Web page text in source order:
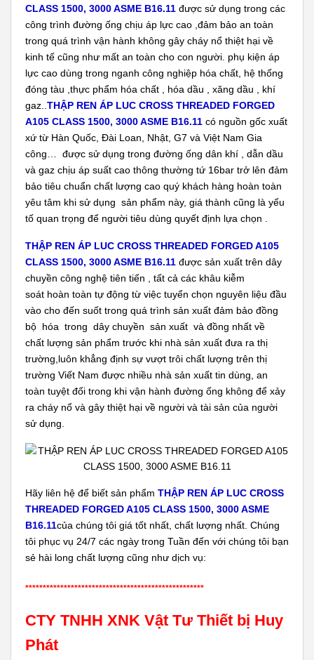
CLASS 1500, 3000 ASME B16.11 được sử dụng trong các
công trình đường ống chịu áp lực cao ,đảm bảo an toàn
trong quá trình vận hành không gây cháy nổ thiệt hại về
kinh tế cũng như mất an toàn cho con người. phụ kiện áp
lực cao dùng trong nganh công nghiệp hóa chất, hệ thống
đóng tàu ,thực phẩm hóa chất , hóa dầu , xăng dầu , khí
gaz..THẬP REN ÁP LUC CROSS THREADED FORGED
A105 CLASS 1500, 3000 ASME B16.11 có nguồn gốc xuất
xứ từ Hàn Quốc, Đài Loan, Nhật, G7 và Việt Nam Gia
công… được sử dụng trong đường ống dân khí , dẫn dầu
và gaz chịu áp suất cao thông thường tứ 16bar trở lên đảm
bảo tiêu chuẩn chất lượng cao quý khách hàng hoàn toàn
yêu tâm khi sử dụng sản phẩm này, giá thành cũng là yếu
tố quan trọng để người tiêu dùng quyết định lựa chọn .
THẬP REN ÁP LUC CROSS THREADED FORGED A105
CLASS 1500, 3000 ASME B16.11 được sản xuất trên dây
chuyền công nghệ tiên tiến , tất cả các khâu kiễm
soát hoàn toàn tự động từ việc tuyển chọn nguyên liệu đầu
vào cho đến suốt trong quá trình sản xuất đảm bảo đồng
bộ hóa trong dây chuyền sản xuất và đồng nhất về
chất lượng sản phẩm trước khi nhà sản xuất đưa ra thị
trường,luôn khẳng định sự vượt trôi chất lượng trên thị
trường Viết Nam được nhiều nhà sản xuất tin dùng, an
toàn tuyệt đối trong khi vận hành đường ống không để xảy
ra cháy nổ và gây thiệt hại về người và tài sản của người
sử dụng.
Hãy liên hệ để biết sản phẩm THẬP REN ÁP LUC CROSS
THREADED FORGED A105 CLASS 1500, 3000 ASME
B16.11của chúng tôi giá tốt nhất, chất lượng nhất. Chúng
tôi phục vụ 24/7 các ngày trong Tuần đến với chúng tôi bạn
sẻ hài long chất lượng cũng như dịch vụ:
***************************************************
CTY TNHH XNK Vật Tư Thiết bị Huy
Phát